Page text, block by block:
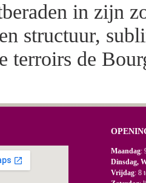
in zijn
structuur,
terroirs de
Maandag:
Dinsdag,
Vrijdag: 8